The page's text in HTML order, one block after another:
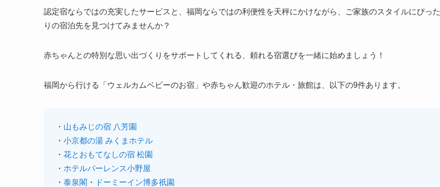
認定宿ならではの充実したサービスと、福岡ならではの利便性を天秤にかけながら、ご家族のスタイルにぴった
りの宿泊先を見つけてみませんか？
赤ちゃんとの特別な思い出づくりをサポートしてくれる、頼れる宿選びを一緒に始めましょう！
福岡から行ける「ウェルカムベビーのお宿」や赤ちゃん歓迎のホテル・旅館は、以下の9件あります。
・ 山もみじの宿 八芳園
・ 小京都の湯 みくまホテル
・ 花とおもてなしの宿 松園
・ ホテルパーレンス小野屋
・ 泰泉閣 ・
ドーミーイン博多祇園